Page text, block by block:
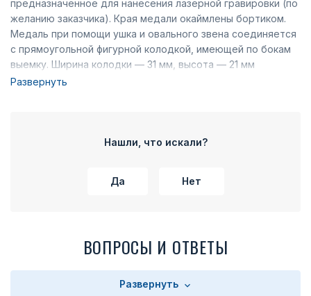
предназначенное для нанесения лазерной гравировки (по
желанию заказчика). Края медали окаймлены бортиком.
Медаль при помощи ушка и овального звена соединяется
с прямоугольной фигурной колодкой, имеющей по бокам
выемку. Ширина колодки — 31 мм, высота — 21 мм
(включая нижний выступ). Вдоль основания колодки
текстом. Текст зависит от выбора заказчика. Колодка
Развернуть
Нашли, что искали?
Да Нет
ВОПРОСЫ И ОТВЕТЫ
Развернуть